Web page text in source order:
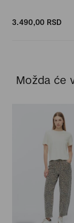
3.490,00 RSD
Možda će